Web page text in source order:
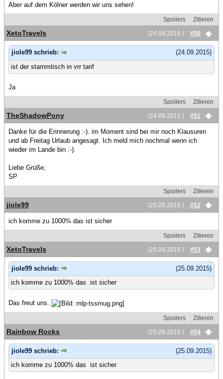
Aber auf dem Kölner werden wir uns sehen!
Spoilers
Zitieren
(24.09.2015 )
#50
XetoTravels
(24.09.2015)
jiole99 schrieb:
ist der stammtisch in vrr tarif
Ja
Spoilers
Zitieren
(24.09.2015 )
#51
TheShadowPony
Danke für die Erinnerung :-). im Moment sind bei mir noch Klausuren
und ab Freitag Urlaub angesagt. Ich meld mich nochmal wenn ich
wieder im Lande bin :-).
Liebe Grüße,
SP
Spoilers
Zitieren
(25.09.2015 )
#52
jiole99
ich komme zu 1000% das ist sicher
Spoilers
Zitieren
(25.09.2015 )
#53
XetoTravels
(25.09.2015)
jiole99 schrieb:
ich komme zu 1000% das ist sicher
Das freut uns.
Spoilers
Zitieren
(25.09.2015 )
#54
Rainbow Rocks
(25.09.2015)
jiole99 schrieb:
ich komme zu 1000% das ist sicher